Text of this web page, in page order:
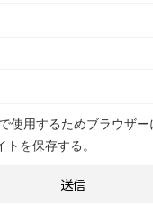
使用するためブラウザ
を保存する。